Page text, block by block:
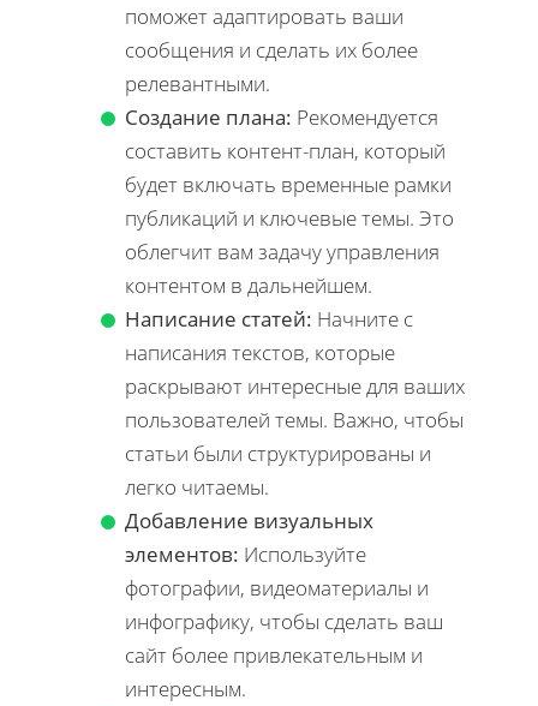
поможет адаптировать ваши
сообщения и сделать их более
релевантными.
Создание плана: Рекомендуется
составить контент-план, который
будет включать временные рамки
публикаций и ключевые темы. Это
облегчит вам задачу управления
контентом в дальнейшем.
Написание статей: Начните с
написания текстов, которые
раскрывают интересные для ваших
пользователей темы. Важно, чтобы
статьи были структурированы и
легко читаемы.
Добавление визуальных
элементов: Используйте
фотографии, видеоматериалы и
инфографику, чтобы сделать ваш
сайт более привлекательным и
интересным.